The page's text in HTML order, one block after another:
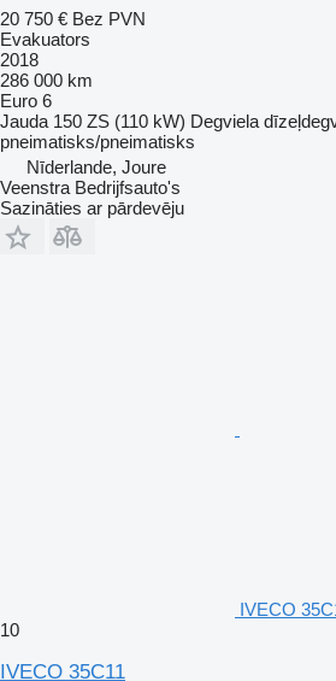
20 750 € Bez PVN
Evakuators
2018
286 000 km
Euro 6
Jauda 150 ZS (110 kW) Degviela
pneimatisks/pneimatisks
Nīderlande, Joure
Veenstra Bedrijfsauto's
Sazināties ar pārdevēju
IVECO
10
IVECO 35C11